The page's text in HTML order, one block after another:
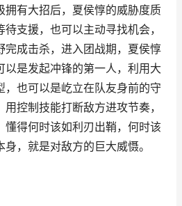
拥有大招后，夏侯惇的威胁度质
支援，也可以主动寻找机会，
完成击杀，进入团战期，夏侯惇
以是发起冲锋的第一人，利用大
，也可以是屹立在队友身前的守
控制技能打断敌方进攻节奏，
懂得何时该如利刃出鞘，何时该
，就是对敌方的巨大威慑。